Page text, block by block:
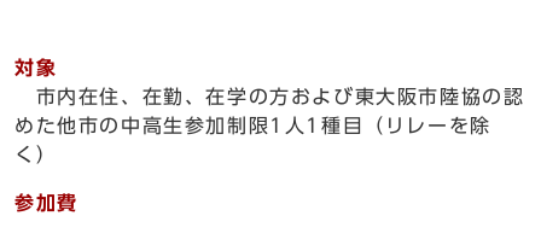
対象
市内在住、在勤、在学の方および東大阪市陸協の認
めた他市の中高生参加制限1人1種目（リレーを除
く）
参加費